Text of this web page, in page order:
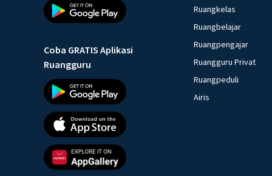
Coba GRATIS Aplikasi
Ruangguru
Ruangkelas
Ruangbelajar
Ruangpengajar
Ruangguru Privat
Ruangpeduli
Airis